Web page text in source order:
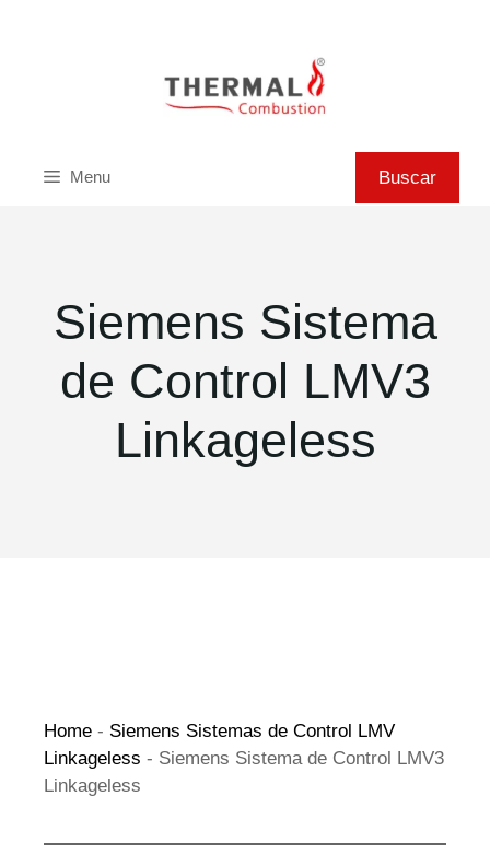
Menu Buscar
Siemens Sistema
de Control LMV3
Linkageless
Home - Siemens Sistemas de Control LMV
Linkageless - Siemens Sistema de Control LMV3
Linkageless